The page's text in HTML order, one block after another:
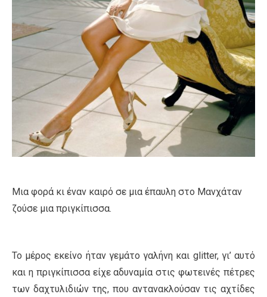
Μια φορά κι έναν καιρό σε μια έπαυλη στο Μανχάταν
ζούσε μια πριγκίπισσα.
Το μέρος εκείνο ήταν γεμάτο γαλήνη και glitter, γι’ αυτό
και η πριγκίπισσα είχε αδυναμία στις φωτεινές πέτρες
των δαχτυλιδιών της, που αντανακλούσαν τις αχτίδες